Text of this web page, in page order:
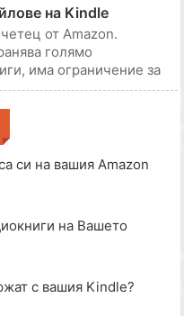
във вътрешната
резервно копие
ис
на Kindle
от Amazon.
голямо
има ограничение за
наведнъж.
Kindle, като
книгите в
си на вашия Amazon
на Вашето
с вашия Kindle?